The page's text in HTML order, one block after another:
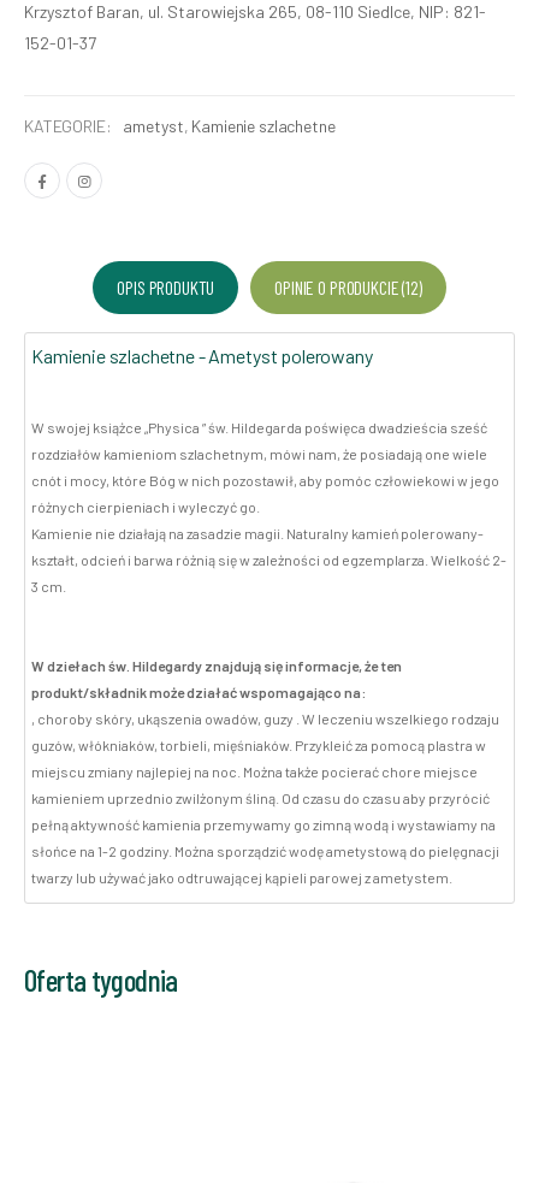
Krzysztof Baran, ul. Starowiejska 265, 08-110 Siedlce, NIP: 821-
152-01-37
KATEGORIE: ametyst, Kamienie szlachetne
OPIS PRODUKTU OPINIE O PRODUKCIE (12)
Kamienie szlachetne - Ametyst polerowany
W swojej książce „Physica ” św. Hildegarda poświęca dwadzieścia sześć
rozdziałów kamieniom szlachetnym, mówi nam, że posiadają one wiele
cnót i mocy, które Bóg w nich pozostawił, aby pomóc człowiekowi w jego
różnych cierpieniach i wyleczyć go.
Kamienie nie działają na zasadzie magii. Naturalny kamień polerowany-
kształt, odcień i barwa różnią się w zależności od egzemplarza. Wielkość 2-
3 cm.
W dziełach św. Hildegardy znajdują się informacje, że ten
produkt/składnik może działać wspomagająco na:
, choroby skóry, ukąszenia owadów, guzy . W leczeniu wszelkiego rodzaju
guzów, włókniaków, torbieli, mięśniaków. Przykleić za pomocą plastra w
miejscu zmiany najlepiej na noc. Można także pocierać chore miejsce
kamieniem uprzednio zwilżonym śliną. Od czasu do czasu aby przyrócić
pełną aktywność kamienia przemywamy go zimną wodą i wystawiamy na
słońce na 1-2 godziny. Można sporządzić wodę ametystową do pielęgnacji
twarzy lub używać jako odtruwającej kąpieli parowej z ametystem.
Oferta tygodnia